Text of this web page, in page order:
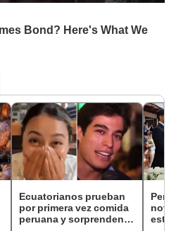
Ecuatorianos prueban
por primera vez comida
peruana y sorprenden: